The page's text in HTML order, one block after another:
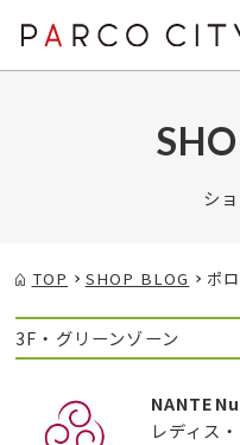
シ
TOP SHOP BLOG ポ
3F・グリーンゾーン
レディス